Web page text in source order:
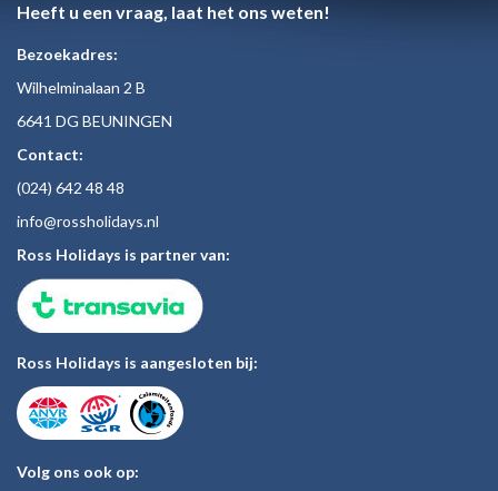
Heeft u een vraag, laat het ons weten!
Bezoekadres:
Wilhelminalaan 2 B
6641 DG BEUNINGEN
Contact:
(024) 642 48 48
info@rossholidays.nl
Ross Holidays is partner van:
Ross Holidays is aangesloten bij:
Volg ons ook op: